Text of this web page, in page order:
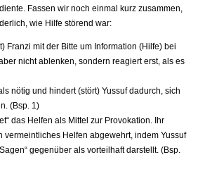
Fassen wir noch einmal kurz zusammen,
wie Hilfe störend war:
Franzi mit der Bitte um Information (Hilfe) bei
nicht ablenken, sondern reagiert erst, als es
nötig und hindert (stört) Yussuf dadurch, sich
(Bsp. 1)
das Helfen als Mittel zur Provokation. Ihr
vermeintliches Helfen abgewehrt, indem Yussuf
gegenüber als vorteilhaft darstellt. (Bsp.